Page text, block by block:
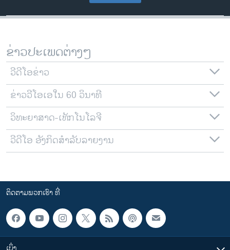
ຂ່າວປະເພດຕ່າງໆ
ວີດີໂອຂ່າວ
ຂ່າວວີໂອເອໃນ 60 ວິນາທີ
ວິທະຍາສາດ-ເທັກໂນໂລຈີ
ວີດີໂອ ອັງກິດສຳລັບລາຍງານ
ຕິດຕາມພວກເຮົາ ທີ່